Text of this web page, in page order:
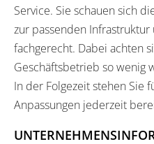
Service. Sie schauen sich
zur passenden
fachgerecht. Dabei achten
Geschäftsbetrieb so wenig
In der Folgezeit stehen Sie
Anpassungen jederzeit